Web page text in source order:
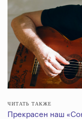
ЧИТАТЬ ТАКЖЕ
Прекрасен наш